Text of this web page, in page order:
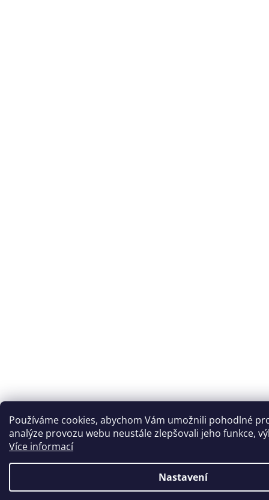
Používáme cookies, abychom Vám umožnili pohodlné
analýze provozu webu neustále zlepšovali jeho funkce,
Více informací
Nastavení